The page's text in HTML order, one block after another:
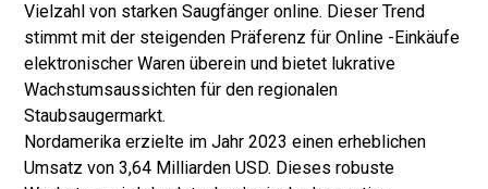
Vielzahl von starken Saugfänger online. Dieser Trend
stimmt mit der steigenden Präferenz für Online -Einkäufe
elektronischer Waren überein und bietet lukrative
Wachstumsaussichten für den regionalen
Staubsaugermarkt.
Nordamerika erzielte im Jahr 2023 einen erheblichen
Umsatz von 3,64 Milliarden USD. Dieses robuste